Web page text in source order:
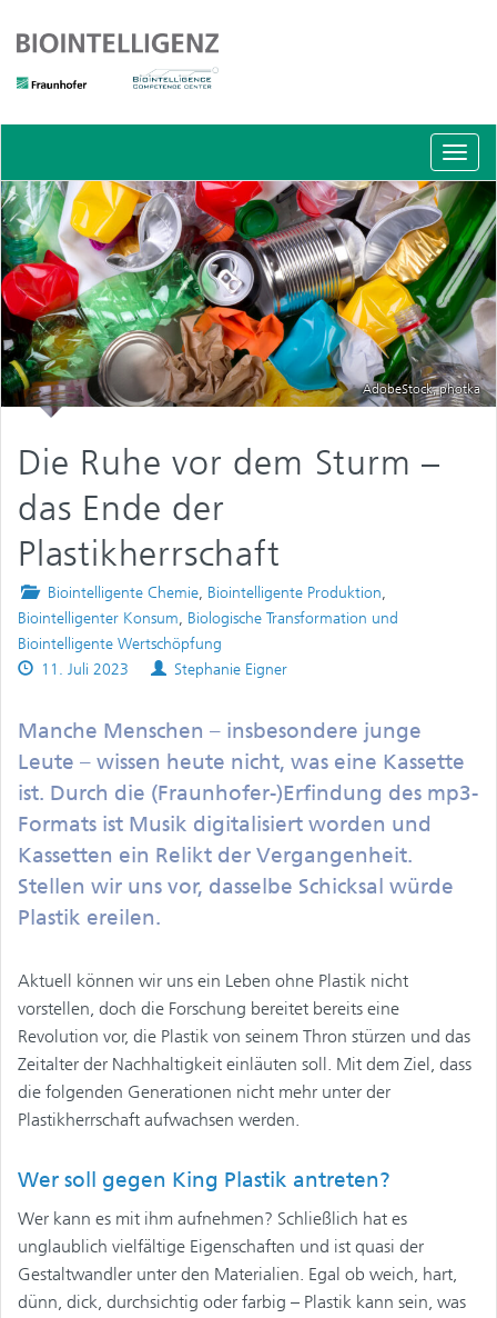
AdobeStock, photka
Die Ruhe vor dem Sturm –
das Ende der
Plastikherrschaft
Posted
in
Biointelligente Chemie, Biointelligente Produktion,
Biointelligenter Konsum, Biologische Transformation und
Biointelligente Wertschöpfung
Published
11. Juli 2023 Authors
Stephanie Eigner
Manche Menschen – insbesondere junge
Leute – wissen heute nicht, was eine Kassette
ist. Durch die (Fraunhofer-)Erfindung des mp3-
Formats ist Musik digitalisiert worden und
Kassetten ein Relikt der Vergangenheit.
Stellen wir uns vor, dasselbe Schicksal würde
Plastik ereilen.
Aktuell können wir uns ein Leben ohne Plastik nicht
vorstellen, doch die Forschung bereitet bereits eine
Revolution vor, die Plastik von seinem Thron stürzen und das
Zeitalter der Nachhaltigkeit einläuten soll. Mit dem Ziel, dass
die folgenden Generationen nicht mehr unter der
Plastikherrschaft aufwachsen werden.
Wer soll gegen King Plastik antreten?
Wer kann es mit ihm aufnehmen? Schließlich hat es
unglaublich vielfältige Eigenschaften und ist quasi der
Gestaltwandler unter den Materialien. Egal ob weich, hart,
dünn, dick, durchsichtig oder farbig – Plastik kann sein, was